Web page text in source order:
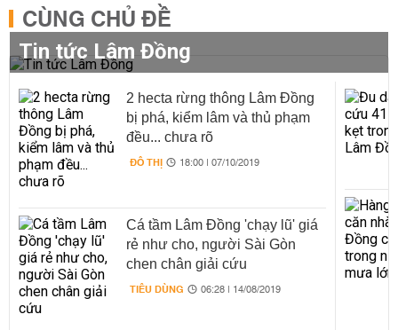
CÙNG CHỦ ĐỀ
Tin tức Lâm Đồng
2 hecta rừng thông Lâm Đồng
bị phá, kiểm lâm và thủ phạm
đều... chưa rõ
ĐÔ THỊ 18:00 | 07/10/2019
Cá tầm Lâm Đồng 'chạy lũ' giá
rẻ như cho, người Sài Gòn
chen chân giải cứu
TIÊU DÙNG 06:28 | 14/08/2019